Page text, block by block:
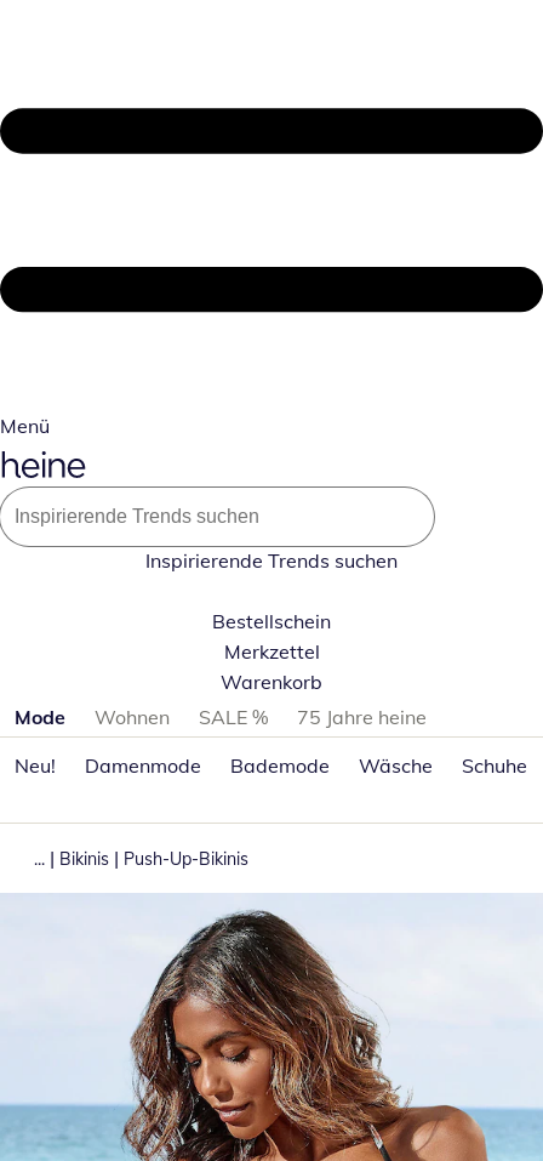
Menü
Inspirierende Trends suchen
Bestellschein
Merkzettel
Warenkorb
Produktkategorien überspringen
Mode Wohnen SALE %
75 Jahre heine
Neu!
Damenmode Bademode Wäsche Schuhe
... | Bikinis | Push-Up-Bikinis